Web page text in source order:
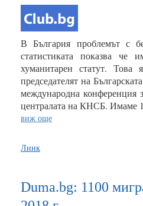
В България проблемът с
статистиката показва че
хуманитарен статут.
председателят на
международна конференция
централата на КНСБ. Имаме
виж още
Линк
Duma.bg: 1100